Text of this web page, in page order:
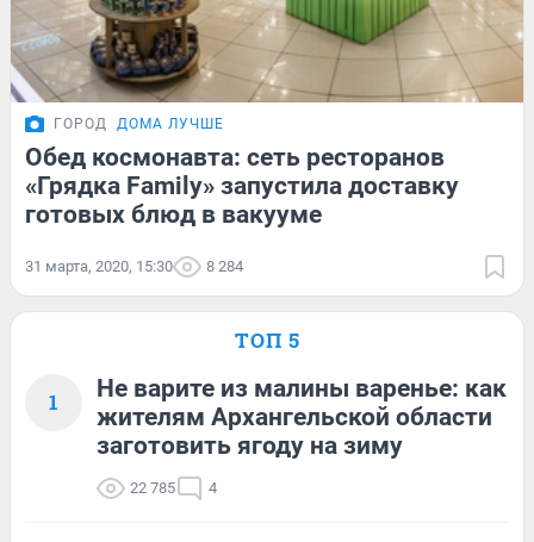
ГОРОД ДОМА ЛУЧШЕ
Обед космонавта: сеть ресторанов
«Грядка Family» запустила доставку
готовых блюд в вакууме
31 марта, 2020, 15:30 8 284
ТОП 5
1
Не варите из малины варенье: как
жителям Архангельской области
заготовить ягоду на зиму
22 785 4